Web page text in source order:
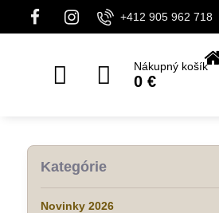
+412 905 962 718
Nákupný košík
0 €
Kategórie
Novinky 2026